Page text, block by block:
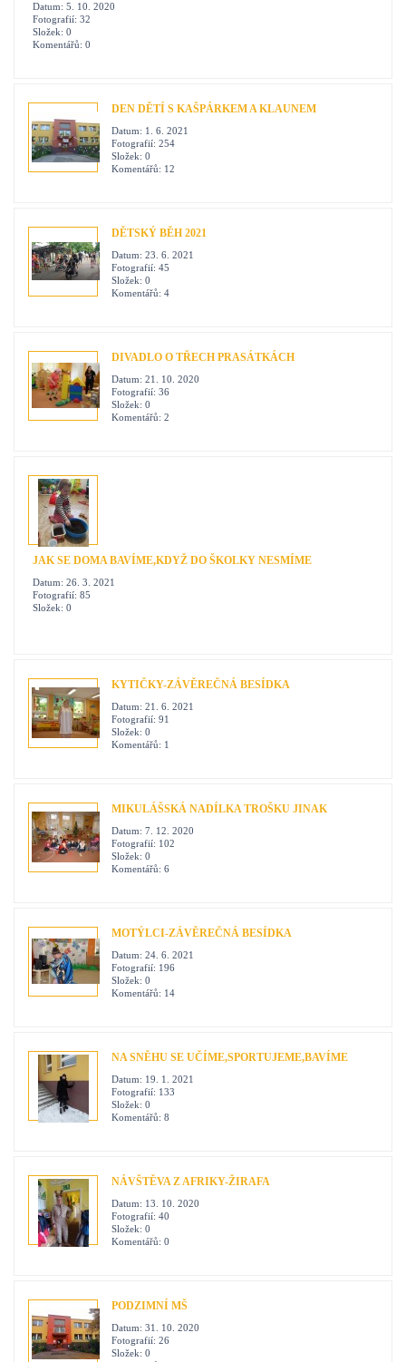
Datum: 5. 10. 2020
Fotografií: 32
Složek: 0
Komentářů: 0
DEN DĚTÍ S KAŠPÁRKEM A KLAUNEM
Datum: 1. 6. 2021
Fotografií: 254
Složek: 0
Komentářů: 12
DĚTSKÝ BĚH 2021
Datum: 23. 6. 2021
Fotografií: 45
Složek: 0
Komentářů: 4
DIVADLO O TŘECH PRASÁTKÁCH
Datum: 21. 10. 2020
Fotografií: 36
Složek: 0
Komentářů: 2
JAK SE DOMA BAVÍME,KDYŽ DO ŠKOLKY NESMÍME
Datum: 26. 3. 2021
Fotografií: 85
Složek: 0
KYTIČKY-ZÁVĚREČNÁ BESÍDKA
Datum: 21. 6. 2021
Fotografií: 91
Složek: 0
Komentářů: 1
MIKULÁŠSKÁ NADÍLKA TROŠKU JINAK
Datum: 7. 12. 2020
Fotografií: 102
Složek: 0
Komentářů: 6
MOTÝLCI-ZÁVĚREČNÁ BESÍDKA
Datum: 24. 6. 2021
Fotografií: 196
Složek: 0
Komentářů: 14
NA SNĚHU SE UČÍME,SPORTUJEME,BAVÍME
Datum: 19. 1. 2021
Fotografií: 133
Složek: 0
Komentářů: 8
NÁVŠTĚVA Z AFRIKY-ŽIRAFA
Datum: 13. 10. 2020
Fotografií: 40
Složek: 0
Komentářů: 0
PODZIMNÍ MŠ
Datum: 31. 10. 2020
Fotografií: 26
Složek: 0